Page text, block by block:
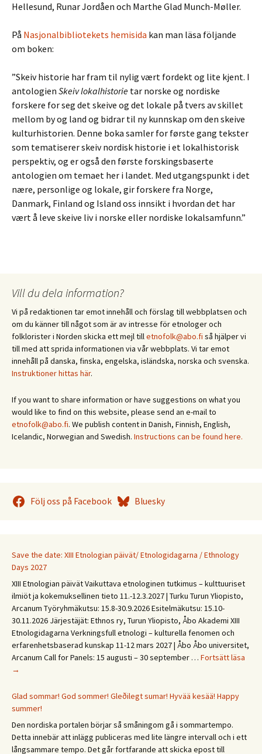
Hellesund, Runar Jordåen och Marthe Glad Munch-Møller.
På Nasjonalbibliotekets hemisida kan man läsa följande
om boken:
”Skeiv historie har fram til nylig vært fordekt og lite kjent. I
antologien Skeiv lokalhistorie tar norske og nordiske
forskere for seg det skeive og det lokale på tvers av skillet
mellom by og land og bidrar til ny kunnskap om den skeive
kulturhistorien. Denne boka samler for første gang tekster
som tematiserer skeiv nordisk historie i et lokalhistorisk
perspektiv, og er også den første forskingsbaserte
antologien om temaet her i landet. Med utgangspunkt i det
nære, personlige og lokale, gir forskere fra Norge,
Danmark, Finland og Island oss innsikt i hvordan det har
vært å leve skeive liv i norske eller nordiske lokalsamfunn.”
Vill du dela information?
Vi på redaktionen tar emot innehåll och förslag till webbplatsen och
om du känner till något som är av intresse för etnologer och
folklorister i Norden skicka ett mejl tilletnofolk@abo.fi så hjälper vi
till med att sprida informationen via vår webbplats. Vi tar emot
innehåll på danska, finska, engelska, isländska, norska och svenska.
Instruktioner hittas här.
If you want to share information or have suggestions on what you
would like to find on this website, please send an e-mail to
etnofolk@abo.fi. We publish content in Danish, Finnish, English,
Icelandic, Norwegian and Swedish. Instructions can be found here.
Följ oss på Facebook Bluesky
Save the date: XIII Etnologian päivät/ Etnologidagarna / Ethnology
Days 2027
XIII Etnologian päivät Vaikuttava etnologinen tutkimus – kulttuuriset
ilmiöt ja kokemuksellinen tieto 11.-12.3.2027 | Turku Turun Yliopisto,
Arcanum Työryhmäkutsu: 15.8-30.9.2026 Esitelmäkutsu: 15.10-
30.11.2026 Järjestäjät: Ethnos ry, Turun Yliopisto, Åbo Akademi XIII
Etnologidagarna Verkningsfull etnologi – kulturella fenomen och
erfarenhetsbaserad kunskap 11-12 mars 2027 | Åbo Åbo universitet,
Arcanum Call for Panels: 15 augusti – 30 september … Fortsätt läsa
/
→
Glad sommar! God sommer! Gleðilegt sumar! Hyvää kesää! Happy
summer!
Den nordiska portalen börjar så småningom gå i sommartempo.
Detta innebär att inlägg publiceras med lite längre intervall och i ett
långsammare tempo. Det går fortfarande att skicka epost till